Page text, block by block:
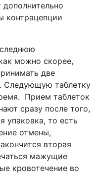
контрацепции
можно скорее,
две
Следующую таблетку
Прием таблеток
сразу после того,
упаковка, то есть
отмены,
вторая
мажущие
кровотечение во